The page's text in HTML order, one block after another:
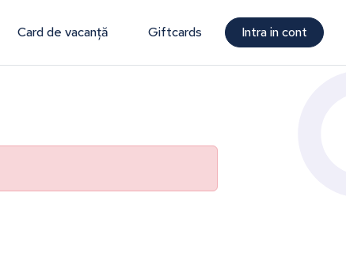
Card de vacanță Giftcards Intra in cont